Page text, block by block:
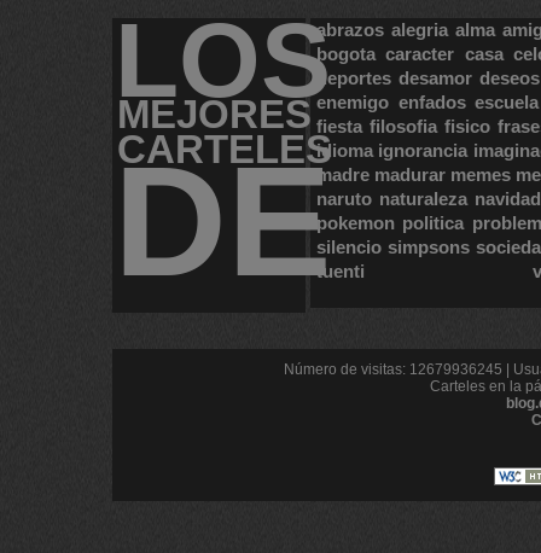
LOS
MEJORES
CARTELES
DE
abrazos alegria alma
bogota caracter casa
deportes desamor deseos
enemigo enfados escuela
fiesta filosofia fisico
idioma ignorancia
madre madurar memes
naruto naturaleza navidad
pokemon politica
silencio simpsons
tuenti
Número de visitas: 12679936245 |
Carteles en la